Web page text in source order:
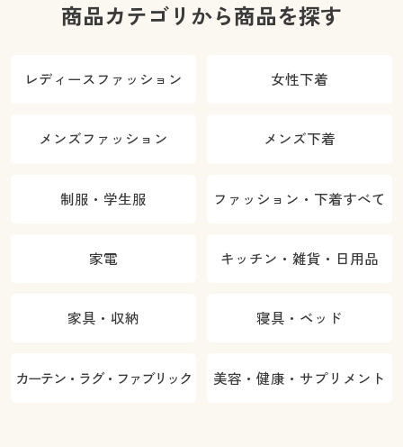
商品カテゴリから商品を探す
レディースファッション 女性下着
メンズファッション メンズ下着
制服・学生服 ファッション・下着すべて
家電 キッチン・雑貨・日用品
家具・収納 寝具・ベッド
カーテン・ラグ・ファブリック 美容・健康・サプリメント